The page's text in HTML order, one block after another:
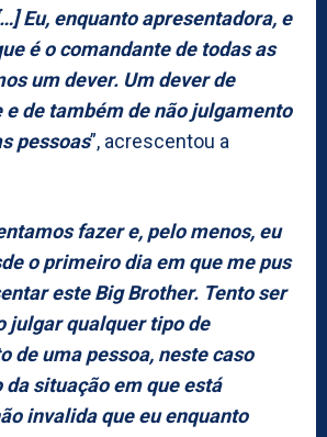
Eu, enquanto apresentadora, e
é o comandante de todas as
um dever. Um dever de
de também de não julgamento
pessoas”, acrescentou a
fazer e, pelo menos, eu
o primeiro dia em que me pus
este Big Brother. Tento ser
julgar qualquer tipo de
de uma pessoa, neste caso
da situação em que está
invalida que eu enquanto